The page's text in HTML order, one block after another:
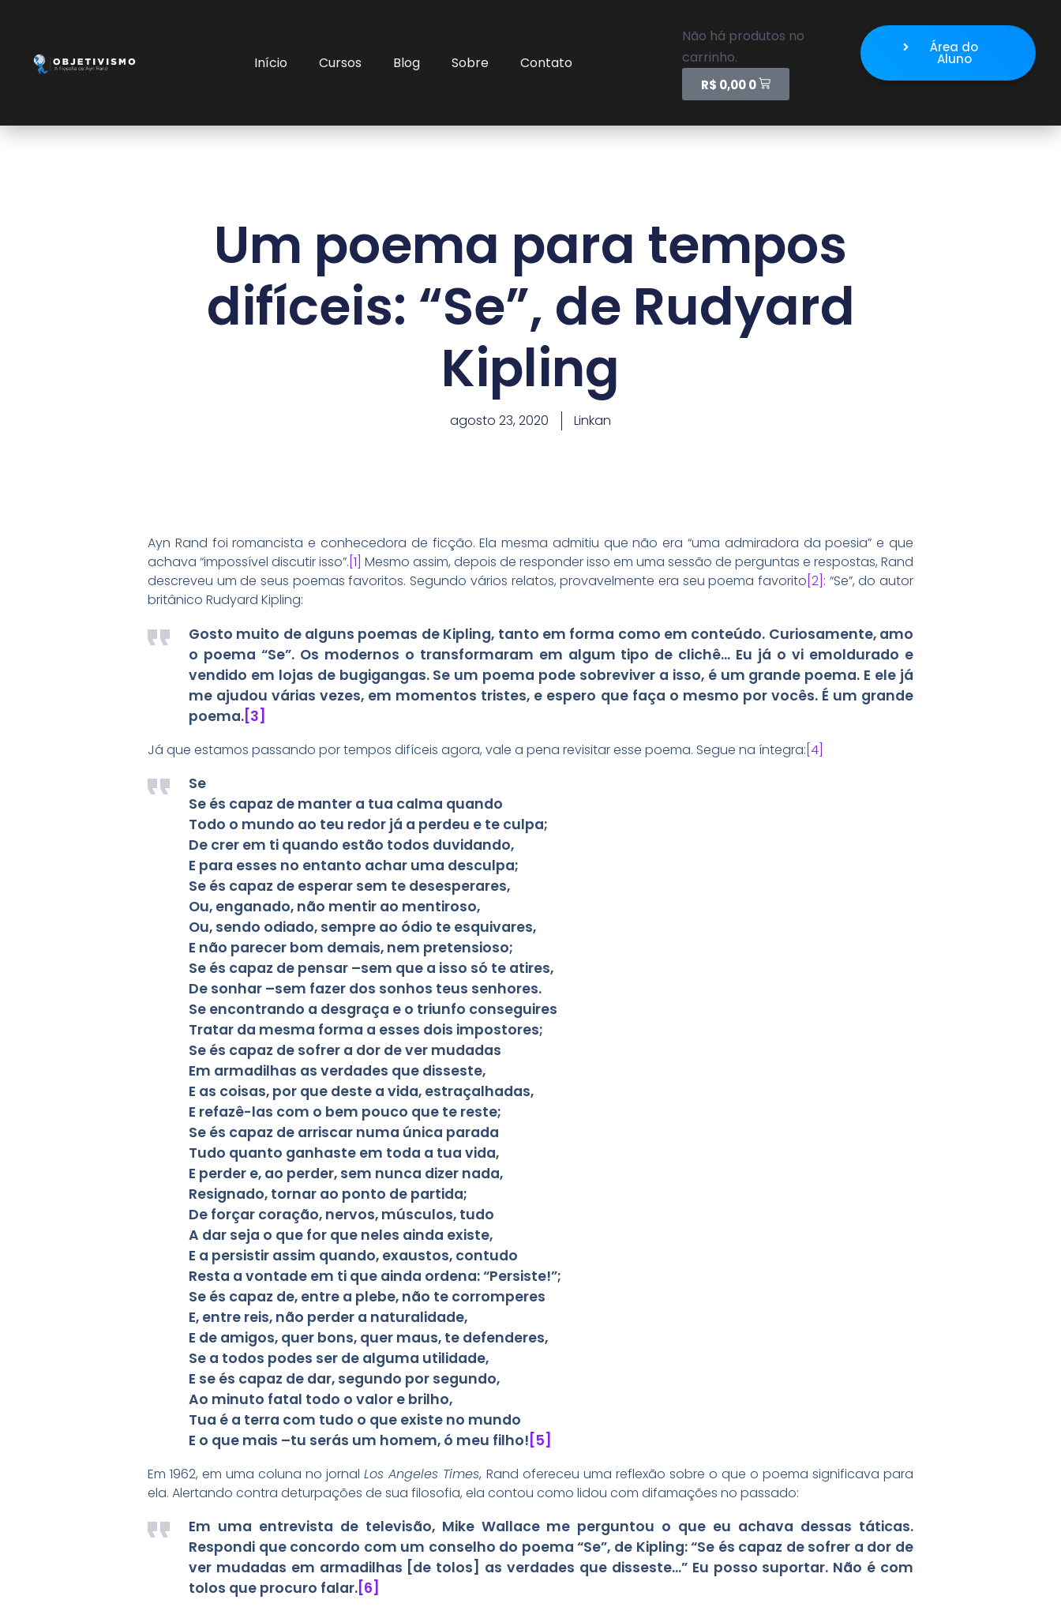
Início Cursos Blog Sobre Contato
Não há produtos no
carrinho.
R$ 0,000
Área do
Aluno
Um poema para tempos
difíceis: “Se”, de Rudyard
Kipling
agosto 23, 2020 Linkan
Ayn Rand foi romancista e conhecedora de ficção. Ela mesma admitiu que não era “uma admiradora da poesia” e que
achava “impossível discutir isso”. [1] Mesmo assim, depois de responder isso em uma sessão de perguntas e respostas, Rand
descreveu um de seus poemas favoritos. Segundo vários relatos, provavelmente era seu poema favorito [2] : “Se”, do autor
britânico Rudyard Kipling:
Gosto muito de alguns poemas de Kipling, tanto em forma como em conteúdo. Curiosamente, amo
o poema “Se”. Os modernos o transformaram em algum tipo de clichê… Eu já o vi emoldurado e
vendido em lojas de bugigangas. Se um poema pode sobreviver a isso, é um grande poema. E ele já
me ajudou várias vezes, em momentos tristes, e espero que faça o mesmo por vocês. É um grande
poema. [3]
Já que estamos passando por tempos difíceis agora, vale a pena revisitar esse poema. Segue na íntegra: [4]
Se
Se és capaz de manter a tua calma quando
Todo o mundo ao teu redor já a perdeu e te culpa;
De crer em ti quando estão todos duvidando,
E para esses no entanto achar uma desculpa;
Se és capaz de esperar sem te desesperares,
Ou, enganado, não mentir ao mentiroso,
Ou, sendo odiado, sempre ao ódio te esquivares,
E não parecer bom demais, nem pretensioso;
Se és capaz de pensar –sem que a isso só te atires,
De sonhar –sem fazer dos sonhos teus senhores.
Se encontrando a desgraça e o triunfo conseguires
Tratar da mesma forma a esses dois impostores;
Se és capaz de sofrer a dor de ver mudadas
Em armadilhas as verdades que disseste,
E as coisas, por que deste a vida, estraçalhadas,
E refazê-las com o bem pouco que te reste;
Se és capaz de arriscar numa única parada
Tudo quanto ganhaste em toda a tua vida,
E perder e, ao perder, sem nunca dizer nada,
Resignado, tornar ao ponto de partida;
De forçar coração, nervos, músculos, tudo
A dar seja o que for que neles ainda existe,
E a persistir assim quando, exaustos, contudo
Resta a vontade em ti que ainda ordena: “Persiste!”;
Se és capaz de, entre a plebe, não te corromperes
E, entre reis, não perder a naturalidade,
E de amigos, quer bons, quer maus, te defenderes,
Se a todos podes ser de alguma utilidade,
E se és capaz de dar, segundo por segundo,
Ao minuto fatal todo o valor e brilho,
Tua é a terra com tudo o que existe no mundo
E o que mais –tu serás um homem, ó meu filho! [5]
Em 1962, em uma coluna no jornalLos Angeles Times, Rand ofereceu uma reflexão sobre o que o poema significava para
ela. Alertando contra deturpações de sua filosofia, ela contou como lidou com difamações no passado:
Em uma entrevista de televisão, Mike Wallace me perguntou o que eu achava dessas táticas.
Respondi que concordo com um conselho do poema “Se”, de Kipling: “Se és capaz de sofrer a dor de
ver mudadas em armadilhas [de tolos] as verdades que disseste…” Eu posso suportar. Não é com
tolos que procuro falar. [6]